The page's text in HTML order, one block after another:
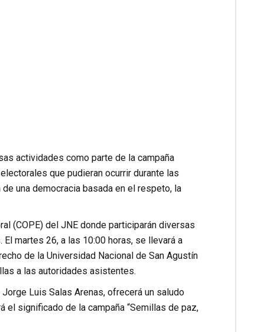
actividades como parte de la campaña
que pudieran ocurrir durante las
una democracia basada en el respeto, la
(COPE) del JNE donde participarán diversas
martes 26, a las 10:00 horas, se llevará a
de la Universidad Nacional de San Agustín
a las autoridades asistentes.
Luis Salas Arenas, ofrecerá un saludo
el significado de la campaña “Semillas de paz,